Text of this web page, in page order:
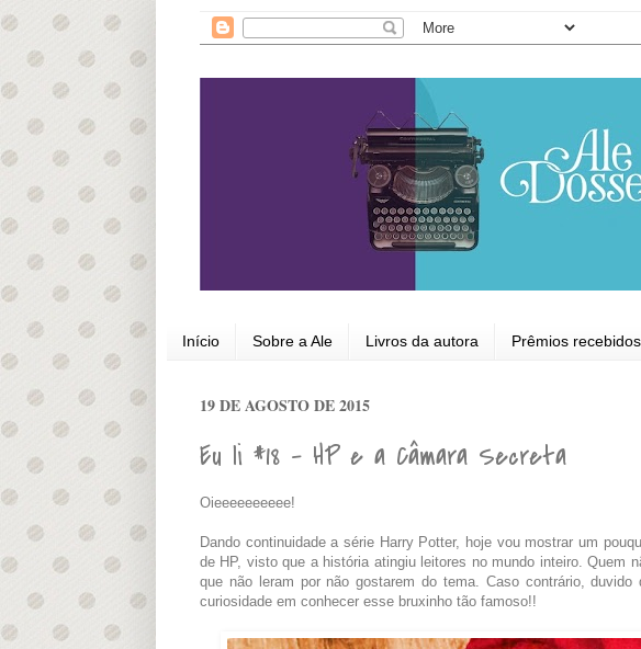
Início Sobre a Ale Livros da autora Prêmios recebidos
19 DE AGOSTO DE 2015
Eu li #18 - HP e a Câmara Secreta
Oieeeeeeeeee!
Dando continuidade a série Harry Potter, hoje vou mostrar um
de HP, visto que a história atingiu leitores no mundo inteiro. Quem
que não leram por não gostarem do tema. Caso contrário,
curiosidade em conhecer esse bruxinho tão famoso!!